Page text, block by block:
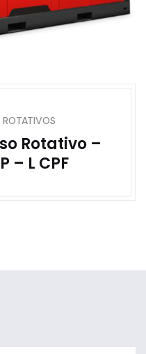
ROTATIVOS
Rotativo –
– L CPF